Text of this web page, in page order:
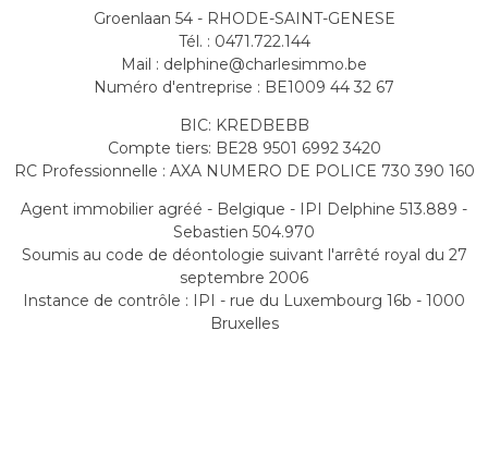
Groenlaan 54 - RHODE-SAINT-GENESE
Tél. : 0471.722.144
Mail : delphine@charlesimmo.be
Numéro d'entreprise : BE1009 44 32 67
BIC: KREDBEBB
Compte tiers: BE28 9501 6992 3420
RC Professionnelle : AXA NUMERO DE POLICE 730 390 160
Agent immobilier agréé - Belgique - IPI Delphine 513.889 -
Sebastien 504.970
Soumis au code de déontologie suivant l'arrêté royal du 27
septembre 2006
Instance de contrôle : IPI - rue du Luxembourg 16b - 1000
Bruxelles